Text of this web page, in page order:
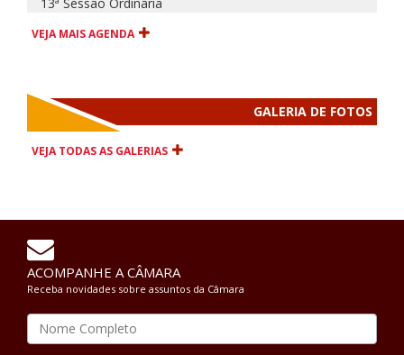
VEJA MAIS AGENDA
GALERIA DE FOTOS
VEJA TODAS AS GALERIAS
ACOMPANHE A CÂMARA
Receba novidades sobre assuntos da Câmara